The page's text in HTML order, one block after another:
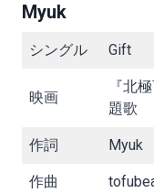
Myuk
シングル Gift
映画
『北
題歌
作詞 Myuk
作曲